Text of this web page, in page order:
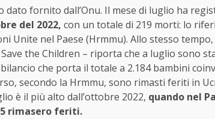
dato fornito dall’Onu. Il mese di luglio ha
del 2022, con un totale di 219 morti: lo
Unite nel Paese (Hrmmu). Allo stesso tempo,
the Children – riporta che a luglio sono
che porta il totale a 2.184 bambini
secondo la Hrmmu, sono rimasti feriti in
è il più alto dall’ottobre 2022, quando nel
rimasero feriti.